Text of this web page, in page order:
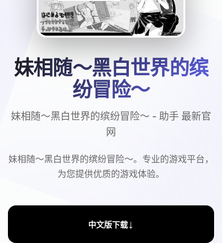
妹相随～黑白世界的缤
纷冒险～
妹相随～黑白世界的缤纷冒险～ - 助手 最新官
网
妹相随～黑白世界的缤纷冒险～。专业的游戏平台，
为您提供优质的游戏体验。
中文版下载↓